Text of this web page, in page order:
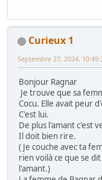
Curieux 1
Septembre 27, 2024,
Bonjour Ragnar
Je trouve que sa
Cocu. Elle avait peur
C'est lui.
De plus l'amant c'est
Il doit bien rire.
( Je couche avec ta
rien voilà ce que se
l'amant.)